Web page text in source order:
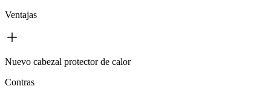
Ventajas
Nuevo cabezal protector de calor
Contras